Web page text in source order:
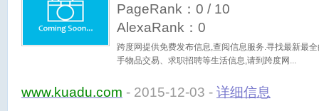
PageRank： 0 / 10
AlexaRank： 0
跨度网提供免费发布信息,查阅信息服务.寻找最新最
手物品交易、求职招聘等生活信息,请到跨度网
www.kuadu.com - 2015-12-03 - 详细信息